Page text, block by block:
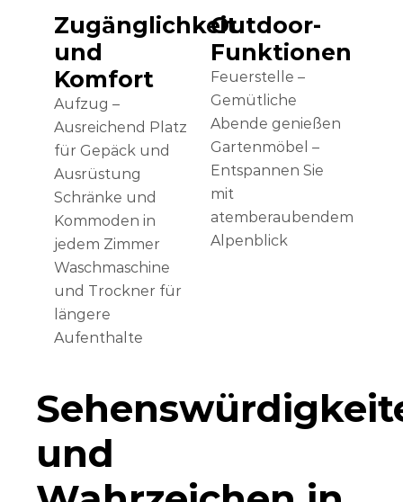
Zugänglichkeit
und
Komfort
Aufzug –
Ausreichend Platz
für Gepäck und
Ausrüstung
Schränke und
Kommoden in
jedem Zimmer
Waschmaschine
und Trockner für
längere
Aufenthalte
Outdoor-
Funktionen
Feuerstelle –
Gemütliche
Abende genießen
Gartenmöbel –
Entspannen Sie
mit
atemberaubendem
Alpenblick
und